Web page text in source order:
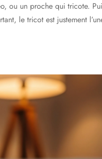
ou un proche qui tricote.
le tricot est justement